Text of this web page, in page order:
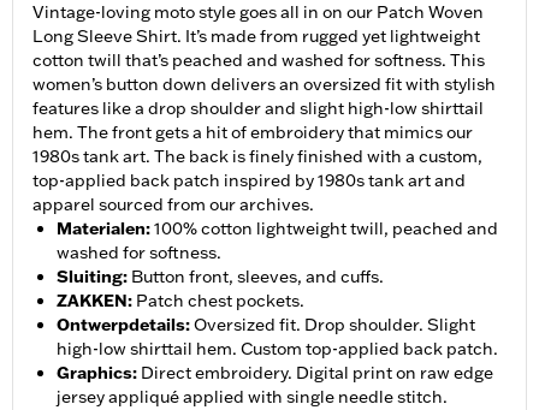
Vintage-loving moto style goes all in on our Patch Woven
Long Sleeve Shirt. It’s made from rugged yet lightweight
cotton twill that’s peached and washed for softness. This
women’s button down delivers an oversized fit with stylish
features like a drop shoulder and slight high-low shirttail
hem. The front gets a hit of embroidery that mimics our
1980s tank art. The back is finely finished with a custom,
top-applied back patch inspired by 1980s tank art and
apparel sourced from our archives.
Materialen:100% cotton lightweight twill, peached and
washed for softness.
Sluiting: Button front, sleeves, and cuffs.
ZAKKEN: Patch chest pockets.
Ontwerpdetails:Oversized fit. Drop shoulder. Slight
high-low shirttail hem. Custom top-applied back patch.
Graphics: Direct embroidery. Digital print on raw edge
jersey appliqué applied with single needle stitch.